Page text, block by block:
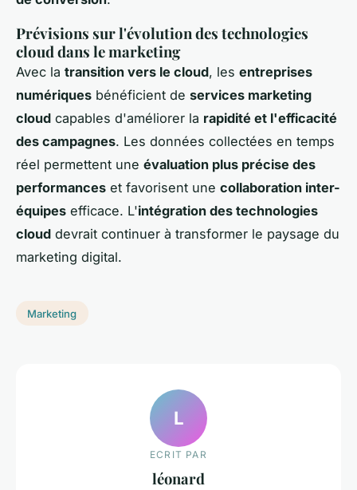
Prévisions sur l'évolution des technologies
cloud dans le marketing
Avec la transition vers le cloud, les entreprises
numériques bénéficient de services marketing
cloud capables d'améliorer la rapidité et l'efficacité
des campagnes. Les données collectées en temps
réel permettent une évaluation plus précise des
performances et favorisent une collaboration inter-
équipes efficace. L'intégration des technologies
cloud devrait continuer à transformer le paysage du
marketing digital.
Marketing
L
ECRIT PAR
léonard